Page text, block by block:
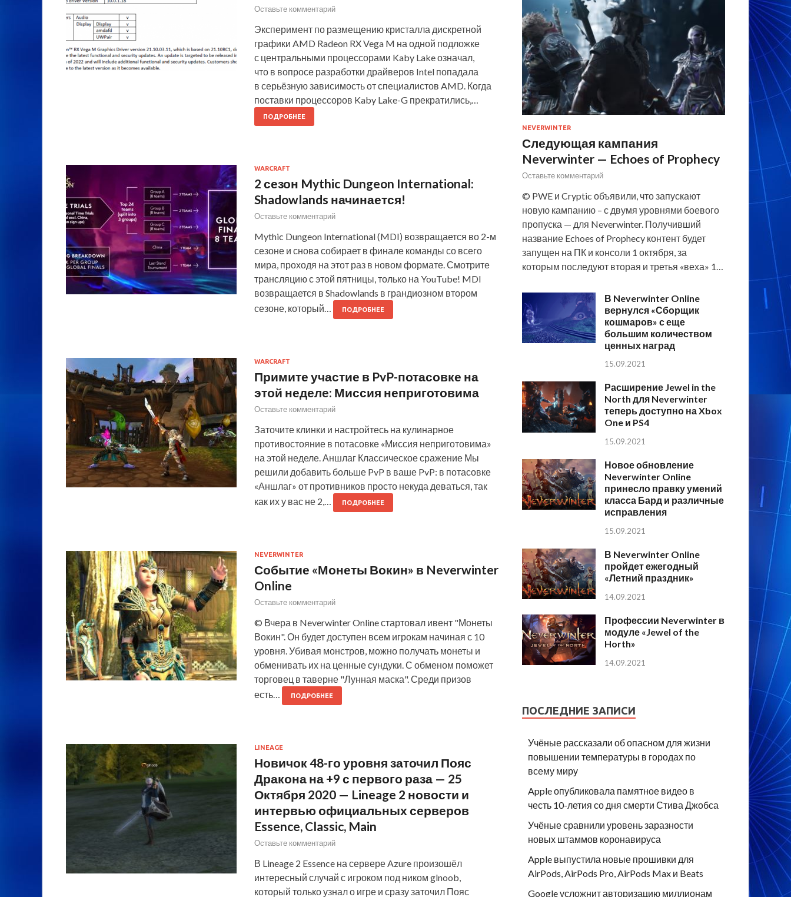
Оставьте комментарий
Эксперимент по размещению кристалла дискретной
графики AMD Radeon RX Vega M на одной подложке
с центральными процессорами Kaby Lake означал,
что в вопросе разработки драйверов Intel попадала
в серьёзную зависимость от специалистов AMD. Когда
поставки процессоров Kaby Lake-G прекратились,…
ПОДРОБНЕЕ
WARCRAFT
2 сезон Mythic Dungeon International:
Shadowlands начинается!
Оставьте комментарий
Mythic Dungeon International (MDI) возвращается во 2-м
сезоне и снова собирает в финале команды со всего
мира, проходя на этот раз в новом формате. Смотрите
трансляцию с этой пятницы, только на YouTube! MDI
возвращается в Shadowlands в грандиозном втором
сезоне, который…
ПОДРОБНЕЕ
WARCRAFT
Примите участие в PvP-потасовке на
этой неделе: Миссия неприготовима
Оставьте комментарий
Заточите клинки и настройтесь на кулинарное
противостояние в потасовке «Миссия неприготовима»
на этой неделе. Аншлаг Классическое сражение Мы
решили добавить больше PvP в ваше PvP: в потасовке
«Аншлаг» от противников просто некуда деваться, так
как их у вас не 2,…
ПОДРОБНЕЕ
NEVERWINTER
Событие «Монеты Вокин» в Neverwinter
Online
Оставьте комментарий
© Вчера в Neverwinter Online стартовал ивент "Монеты
Вокин". Он будет доступен всем игрокам начиная с 10
уровня. Убивая монстров, можно получать монеты и
обменивать их на ценные сундуки. С обменом поможет
торговец в таверне "Лунная маска". Среди призов
есть…
ПОДРОБНЕЕ
LINEAGE
Новичок 48-го уровня заточил Пояс
Дракона на +9 с первого раза — 25
Октября 2020 — Lineage 2 новости и
интервью официальных серверов
Essence, Classic, Main
Оставьте комментарий
В Lineage 2 Essence на сервере Azure произошёл
интересный случай с игроком под ником glnoob,
который только узнал о игре и сразу заточил Пояс
NEVERWINTER
Следующая кампания
Neverwinter — Echoes of Prophecy
Оставьте комментарий
© PWE и Cryptic объявили, что запускают
новую кампанию – с двумя уровнями боевого
пропуска — для Neverwinter. Получивший
название Echoes of Prophecy контент будет
запущен на ПК и консоли 1 октября, за
которым последуют вторая и третья «веха» 1…
В Neverwinter Online
вернулся «Сборщик
кошмаров» с еще
большим количеством
ценных наград
15.09.2021
Расширение Jewel in the
North для Neverwinter
теперь доступно на Xbox
One и PS4
15.09.2021
Новое обновление
Neverwinter Online
принесло правку умений
класса Бард и различные
исправления
15.09.2021
В Neverwinter Online
пройдет ежегодный
«Летний праздник»
14.09.2021
Профессии Neverwinter в
модуле «Jewel of the
Horth»
14.09.2021
ПОСЛЕДНИЕ ЗАПИСИ
Учёные рассказали об опасном для жизни
повышении температуры в городах по
всему миру
Apple опубликовала памятное видео в
честь 10-летия со дня смерти Стива Джобса
Учёные сравнили уровень заразности
новых штаммов коронавируса
Apple выпустила новые прошивки для
AirPods, AirPods Pro, AirPods Max и Beats
Google усложнит авторизацию миллионам